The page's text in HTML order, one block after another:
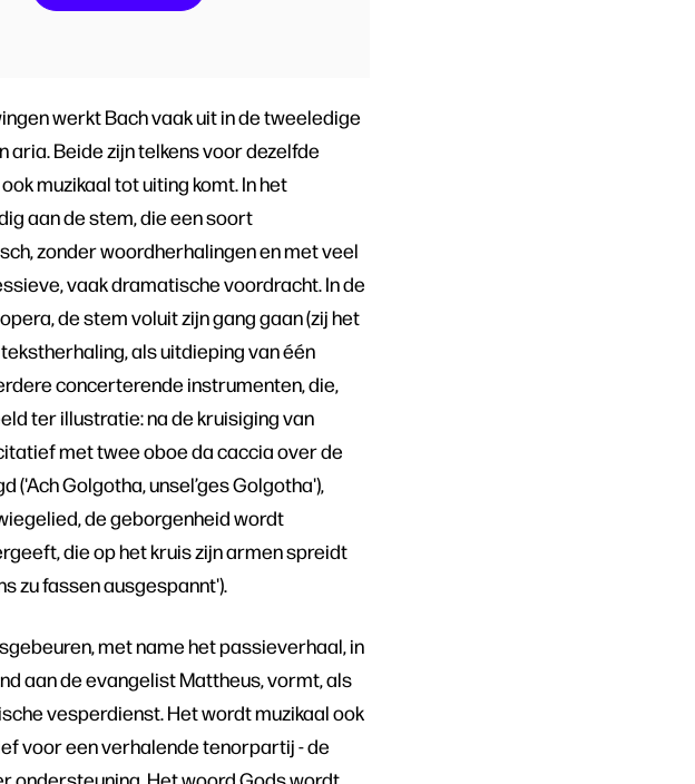
werkt Bach vaak uit in de tweeledige
Beide zijn telkens voor dezelfde
muzikaal tot uiting komt. In het
aan de stem, die een soort
zonder woordherhalingen en met veel
vaak dramatische voordracht. In de
de stem voluit zijn gang gaan (zij het
als uitdieping van één
concerterende instrumenten, die,
ter illustratie: na de kruisiging van
met twee oboe da caccia over de
Golgotha, unsel’ges Golgotha'),
de geborgenheid wordt
die op het kruis zijn armen spreidt
zu fassen ausgespannt').
met name het passieverhaal, in
aan de evangelist Mattheus, vormt, als
vesperdienst. Het wordt muzikaal ook
voor een verhalende tenorpartij - de